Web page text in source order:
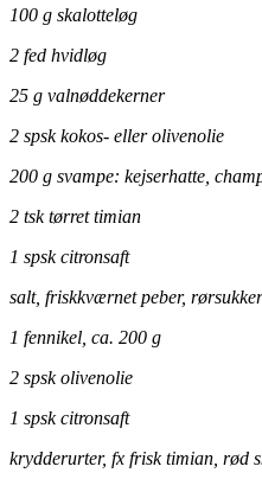
100 g skalotteløg
2 fed hvidløg
25 g valnøddekerner
2 spsk kokos- eller olivenolie
200 g svampe: kejserhatte,
2 tsk tørret timian
1 spsk citronsaft
salt, friskkværnet peber, rørsukker
1 fennikel, ca. 200 g
2 spsk olivenolie
1 spsk citronsaft
krydderurter, fx frisk timian, rød